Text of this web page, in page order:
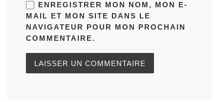
ENREGISTRER MON NOM, MON E-
MAIL ET MON SITE DANS LE
NAVIGATEUR POUR MON PROCHAIN
COMMENTAIRE.